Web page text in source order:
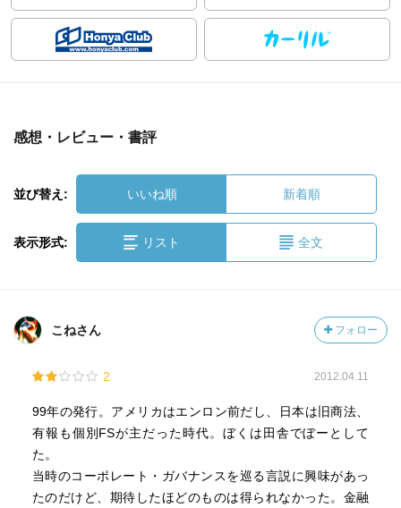
感想・レビュー・書評
並び替え: いいね順 新着順
表示形式: リスト 全文
こねさん フォロー
2 2012.04.11
99年の発行。アメリカはエンロン前だし、日本は旧商法、
有報も個別FSが主だった時代。ぼくは田舎でぼーとして
た。
当時のコーポレート・ガバナンスを巡る言説に興味があっ
たのだけど、期待したほどのものは得られなかった。金融